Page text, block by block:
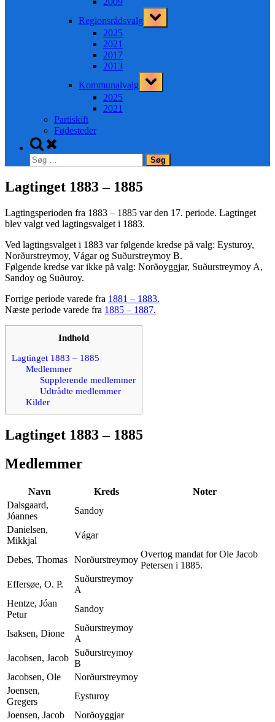
Regionsrådsvalg
Toggle
sub-
2025
2021
2017
2013
Kommunalvalg
Toggle
sub-
2025
2021
Partiskift
Fødesteder
Toggle
search
form
Søg
efter:
Lagtinget 1883 – 1885
Lagtingsperioden fra 1883 – 1885 var den 17. periode. Lagtinget
blev valgt ved lagtingsvalget i 1883.
Ved lagtingsvalget i 1883 var følgende kredse på valg: Eysturoy,
Norðurstreymoy, Vágar og Suðurstreymoy B.
Følgende kredse var ikke på valg: Norðoyggjar, Suðurstreymoy A,
Sandoy og Suðuroy.
Forrige periode varede fra 1881 – 1883.
Næste periode varede fra 1885 – 1887.
Indhold
Lagtinget 1883 – 1885
Medlemmer
Supplerende medlemmer
Udtrådte medlemmer
Kilder
Lagtinget 1883 – 1885
Medlemmer
Navn Kreds
Noter
Dalsgaard,
Jóannes
Sandoy
Danielsen,
Mikkjal
Vágar
Debes, Thomas Norðurstreymoy
Overtog mandat for Ole Jacob
Petersen i 1885.
Effersøe, O. P.
Suðurstreymoy
A
Hentze, Jóan
Petur
Sandoy
Isaksen, Dione
Suðurstreymoy
A
Jacobsen, Jacob
Suðurstreymoy
B
Jacobsen, Ole
Norðurstreymoy
Joensen,
Gregers
Eysturoy
Joensen, Jacob
Norðoyggjar